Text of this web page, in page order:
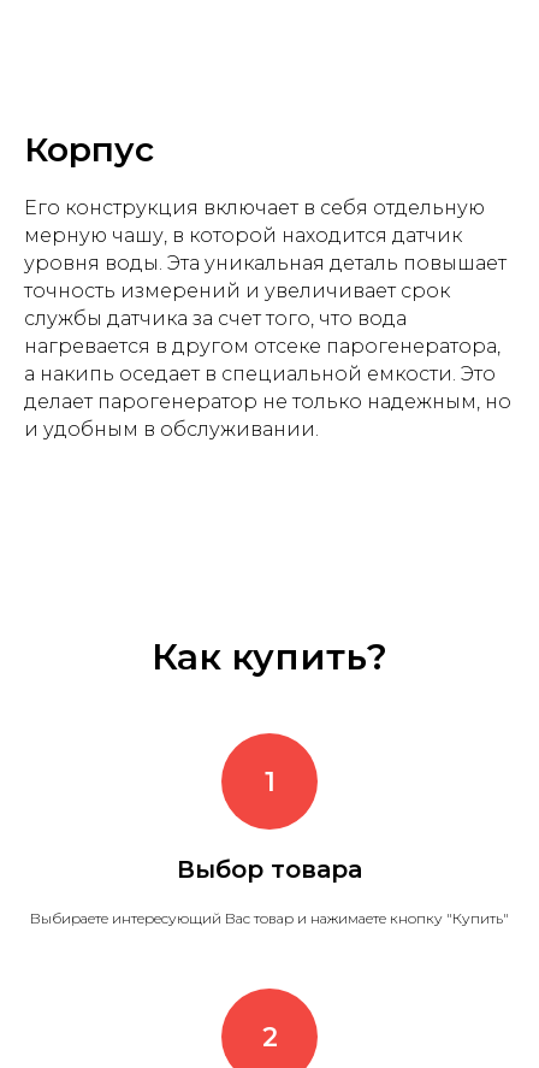
Корпус
Его конструкция включает в себя отдельную
мерную чашу, в которой находится датчик
уровня воды. Эта уникальная деталь повышает
точность измерений и увеличивает срок
службы датчика за счет того, что вода
нагревается в другом отсеке парогенератора,
а накипь оседает в специальной емкости. Это
делает парогенератор не только надежным, но
и удобным в обслуживании.
Как купить?
Выбор товара
Выбираете интересующий Вас товар и нажимаете кнопку "Купить"